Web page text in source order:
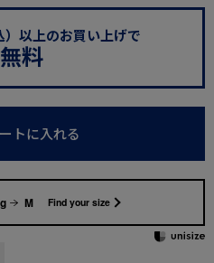
以上のお買い上げで
料
トに入れる
M Find your size